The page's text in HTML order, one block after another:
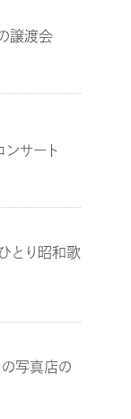
譲渡会
サート
とり昭和歌
の写真店の